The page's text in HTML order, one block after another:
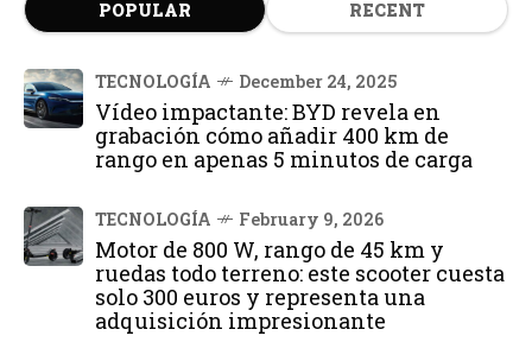
POPULAR RECENT
TECNOLOGÍA December 24, 2025
Vídeo impactante: BYD revela en
grabación cómo añadir 400 km de
rango en apenas 5 minutos de carga
TECNOLOGÍA February 9, 2026
Motor de 800 W, rango de 45 km y
ruedas todo terreno: este scooter cuesta
solo 300 euros y representa una
adquisición impresionante